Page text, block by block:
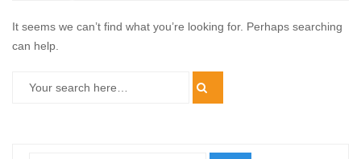
It seems we can’t find what you’re looking for. Perhaps searching
can help.